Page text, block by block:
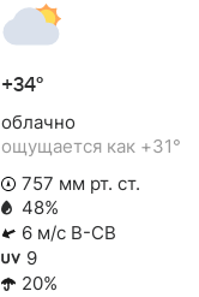
+34°
облачно
ощущается как +31°
757 мм рт. ст.
48%
6 м/с В-СВ
9
20%